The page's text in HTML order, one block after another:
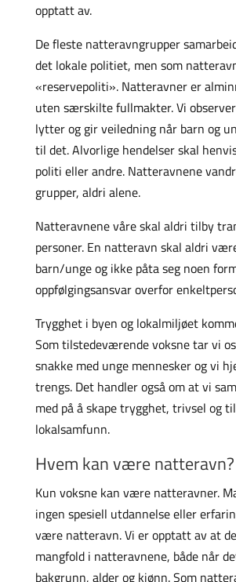
opptatt av.
De fleste natteravngrupper
det lokale politiet, men som
«reservepoliti». Natteravner er
uten særskilte fullmakter. Vi
lytter og gir veiledning når barn og
til det. Alvorlige hendelser skal
politi eller andre. Natteravnene
grupper, aldri alene.
Natteravnene våre skal aldri tilby
personer. En natteravn skal aldri
barn/unge og ikke påta seg noen
oppfølgingsansvar overfor
Trygghet i byen og lokalmiljøet
Som tilstedeværende voksne tar vi
snakke med unge mennesker og vi
trengs. Det handler også om at vi
med på å skape trygghet, trivsel og
lokalsamfunn.
Hvem kan være natteravn?
Kun voksne kan være natteravner.
ingen spesiell utdannelse eller
være natteravn. Vi er opptatt av at
mangfold i natteravnene, både når
bakgrunn, alder og kjønn. Som